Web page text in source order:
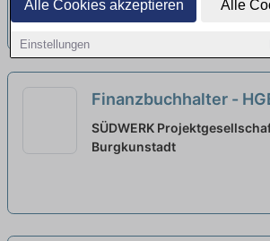
Alle Cookies akzeptieren Alle
Einstellungen
Finanzbuchhalter -
/ Umsatzst. / ERP (m/
SÜDWERK
Burgkunstadt